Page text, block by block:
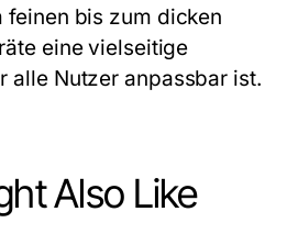
feinen bis zum dicken
eine vielseitige
alle Nutzer anpassbar ist.
Also Like